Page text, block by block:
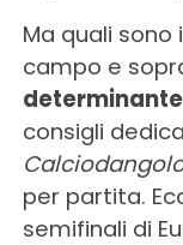
Ma quali
campo e
consigli
per partita.
semifinali di